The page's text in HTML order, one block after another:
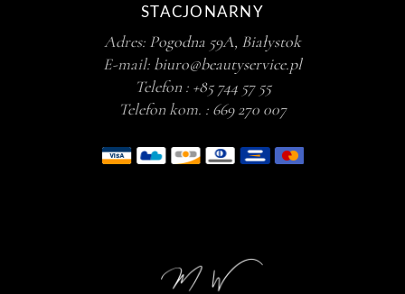
STACJONARNY
Adres: Pogodna 59A, Białystok
E-mail: biuro@beautyservice.pl
Telefon : +85 744 57 55
Telefon kom. : 669 270 007